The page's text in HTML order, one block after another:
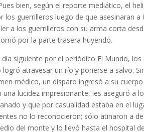
bien, según el reporte mediático, el
los guerrilleros luego de que asesinaran
a los guerrilleros con su arma corta
por la parte trasera huyendo.
siguiente por el periódico El Mundo,
atravesar un río y ponerse a salvo.
médico, un disparo ingresó a su
una lucidez impresionante, les aseguró a
y que por casualidad estaba en el
no lo reconocieron; sólo atinaron a
del monte y lo llevó hasta el hospital